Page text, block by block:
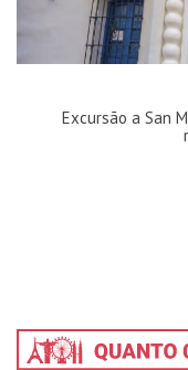
Excursão a San